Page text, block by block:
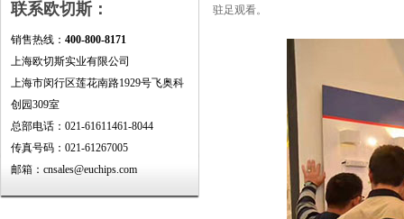
联系欧切斯：
销售热线： 400-800-8171
上海欧切斯实业有限公司
上海市闵行区莲花南路1929号飞奥科
创园309室
总部电话：021-61611461-8044
传真号码：021-61267005
邮箱：cnsales@euchips.com
驻足观看。